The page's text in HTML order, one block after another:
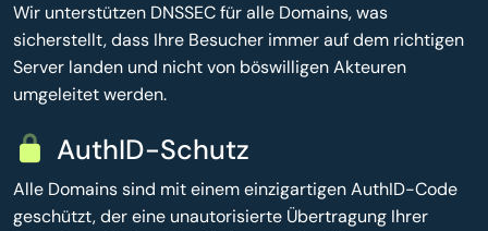
Wir unterstützen DNSSEC für alle Domains, was
sicherstellt, dass Ihre Besucher immer auf dem richtigen
Server landen und nicht von böswilligen Akteuren
umgeleitet werden.
AuthID-Schutz
Alle Domains sind mit einem einzigartigen AuthID-Code
geschützt, der eine unautorisierte Übertragung Ihrer